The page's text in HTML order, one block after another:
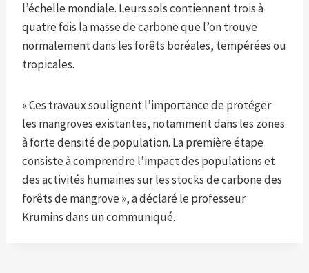
l’échelle mondiale. Leurs sols contiennent trois à
quatre fois la masse de carbone que l’on trouve
normalement dans les forêts boréales, tempérées ou
tropicales.
« Ces travaux soulignent l’importance de protéger
les mangroves existantes, notamment dans les zones
à forte densité de population. La première étape
consiste à comprendre l’impact des populations et
des activités humaines sur les stocks de carbone des
forêts de mangrove », a déclaré le professeur
Krumins dans un communiqué.